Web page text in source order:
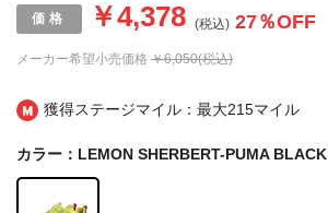
獲得ステージマイル：最大215マイル
メーカー希望小売価格 ￥6,050(税込)
￥4,378 (税込) 27％OFF
カラー：LEMON SHERBERT-PUMA BLACK